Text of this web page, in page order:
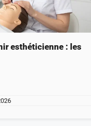
esthéticienne : les